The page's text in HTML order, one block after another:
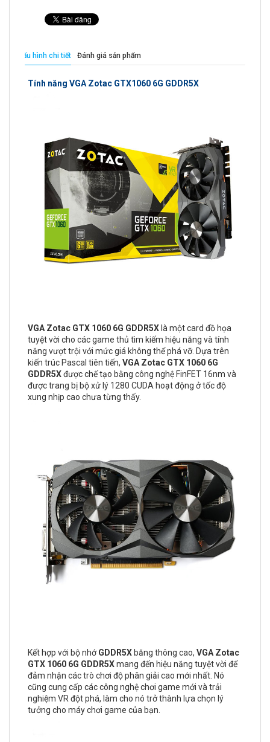
Cấu hình chi tiết Đánh giá sản phẩm
Tính năng VGA Zotac GTX1060 6G GDDR5X
VGA Zotac GTX 1060 6G GDDR5X là một card đồ họa
tuyệt vời cho các game thủ tìm kiếm hiệu năng và tính
năng vượt trội với mức giá không thể phá vỡ. Dựa trên
kiến ​​trúc Pascal tiên tiến, VGA Zotac GTX 1060 6G
GDDR5Xđược chế tạo bằng công nghệ FinFET 16nm và
được trang bị bộ xử lý 1280 CUDA hoạt động ở tốc độ
xung nhịp cao chưa từng thấy.
Kết hợp với bộ nhớGDDR5X băng thông cao, VGA Zotac
GTX 1060 6G GDDR5Xmang đến hiệu năng tuyệt vời để
đảm nhận các trò chơi độ phân giải cao mới nhất. Nó
cũng cung cấp các công nghệ chơi game mới và trải
nghiệm VR đột phá, làm cho nó trở thành lựa chọn lý
tưởng cho máy chơi game của bạn.